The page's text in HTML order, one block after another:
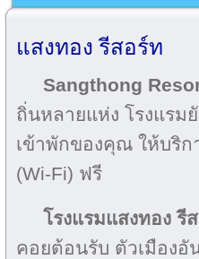
แสงทอง รีสอร์ท
Sangthong
ถิ่นหลายแห่ง โรงแรม
เข้าพักของคุณ ให้บริก
(Wi-Fi) ฟรี
โรงแรมแสงทอง รี
คอยต้อนรับ ตัวเมืองอั